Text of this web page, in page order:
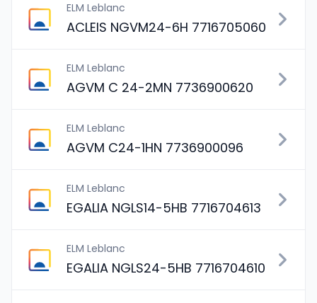
ELM Leblanc
ACLEIS NGVM24-6H 7716705060
ELM Leblanc
AGVM C 24-2MN 7736900620
ELM Leblanc
AGVM C24-1HN 7736900096
ELM Leblanc
EGALIA NGLS14-5HB 7716704613
ELM Leblanc
EGALIA NGLS24-5HB 7716704610